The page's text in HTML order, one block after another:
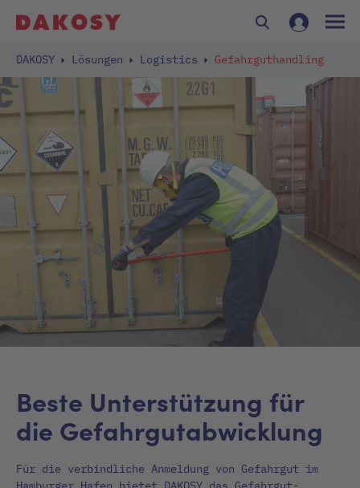
DAKOSY Lösungen Logistics Gefahrguthandling
Beste Unterstützung für
die Gefahrgutabwicklung
Für die verbindliche Anmeldung von Gefahrgut im